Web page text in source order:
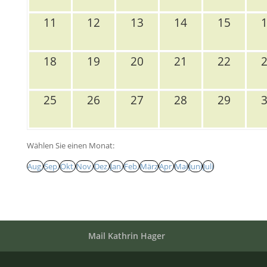
11 12 13 14 15
18 19 20 21 22
25 26 27 28 29
Wählen Sie einen Monat:
Aug.Sep.Okt.Nov.Dez.Jan.Feb.MärzApr.MaiJuniJuli
Mail Kathrin Hager